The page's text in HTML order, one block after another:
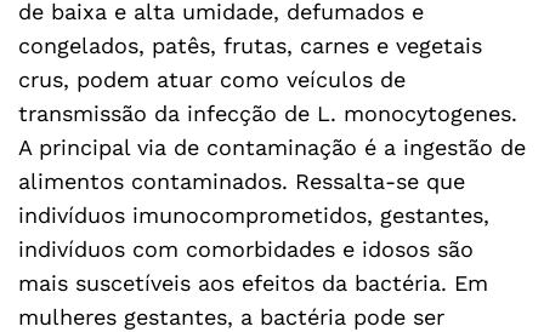
de baixa e alta umidade, defumados e
congelados, patês, frutas, carnes e vegetais
crus, podem atuar como veículos de
transmissão da infecção de L. monocytogenes.
A principal via de contaminação é a ingestão de
alimentos contaminados. Ressalta-se que
indivíduos imunocomprometidos, gestantes,
indivíduos com comorbidades e idosos são
mais suscetíveis aos efeitos da bactéria. Em
mulheres gestantes, a bactéria pode ser